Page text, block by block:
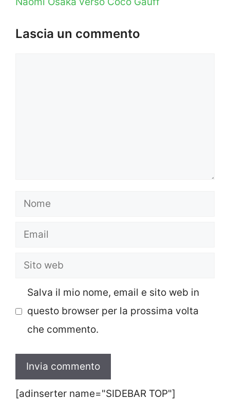
Lascia un commento
Nome
Email
Sito
Salva il mio nome, email e sito web in
questo browser per la prossima volta
che commento.
[adinserter name="SIDEBAR TOP"]